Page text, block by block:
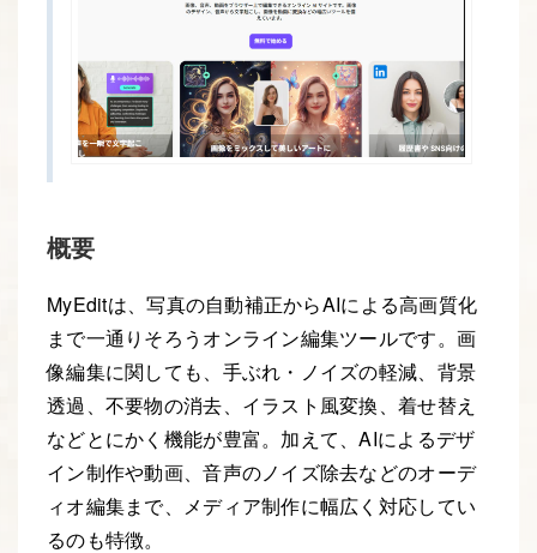
概要
MyEditは、写真の自動補正からAIによる高画質化
まで一通りそろうオンライン編集ツールです。画
像編集に関しても、手ぶれ・ノイズの軽減、背景
透過、不要物の消去、イラスト風変換、着せ替え
などとにかく機能が豊富。加えて、AIによるデザ
イン制作や動画、音声のノイズ除去などのオーデ
ィオ編集まで、メディア制作に幅広く対応してい
るのも特徴。